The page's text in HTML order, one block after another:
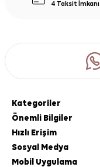
4 Taksit İmkanı
Kategoriler
Önemli Bilgiler
Hızlı Erişim
Sosyal Medya
Mobil Uygulama